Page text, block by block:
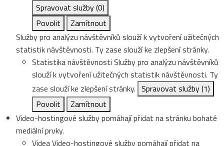
Spravovat služby(0)
Povolit
Zamítnout
Služby pro analýzu návštěvníků slouží k vytvoření užitečných
statistik návštěvnosti. Ty zase slouží ke zlepšení stránky.
Statistika návštěvnosti Služby pro analýzu návštěvníků
slouží k vytvoření užitečných statistik návštěvnosti. Ty
zase slouží ke zlepšení stránky. Spravovat služby(1)
Povolit
Zamítnout
Video-hostingové služby pomáhají přidat na stránku bohaté
mediální prvky.
VideaVideo-hostingové služby pomáhají přidat na